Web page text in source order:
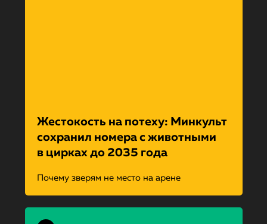
Жестокость на потеху: Минкульт
сохранил номера с животными
в цирках до 2035 года
Почему зверям не место на арене